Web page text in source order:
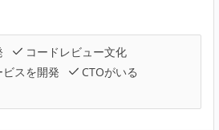
コードレビュー文化
ビスを開発
CTOがいる